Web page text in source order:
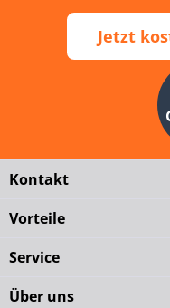
Jetzt
Kontakt
Vorteile
Service
Über uns